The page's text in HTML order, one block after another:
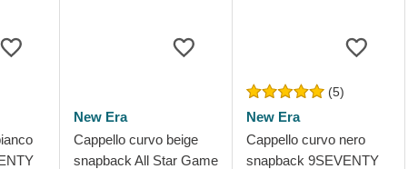
New Era
Cappello curvo beige
snapback All Star Game
(5)
New Era
Cappello curvo nero
snapback 9SEVENTY